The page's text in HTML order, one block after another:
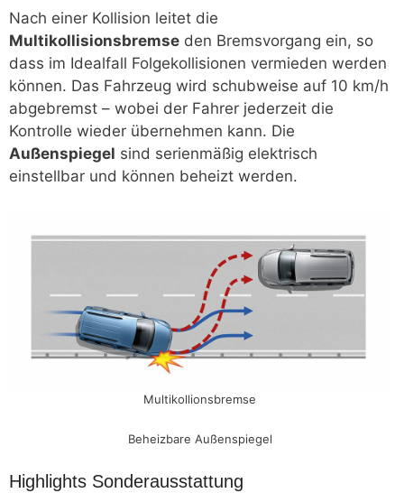
Nach einer Kollision leitet die
Multikollisionsbremse den Bremsvorgang ein, so
dass im Idealfall Folgekollisionen vermieden werden
können. Das Fahrzeug wird schubweise auf 10 km/h
abgebremst – wobei der Fahrer jederzeit die
Kontrolle wieder übernehmen kann. Die
Außenspiegel sind serienmäßig elektrisch
einstellbar und können beheizt werden.
Multikollionsbremse
Beheizbare Außenspiegel
Highlights Sonderausstattung